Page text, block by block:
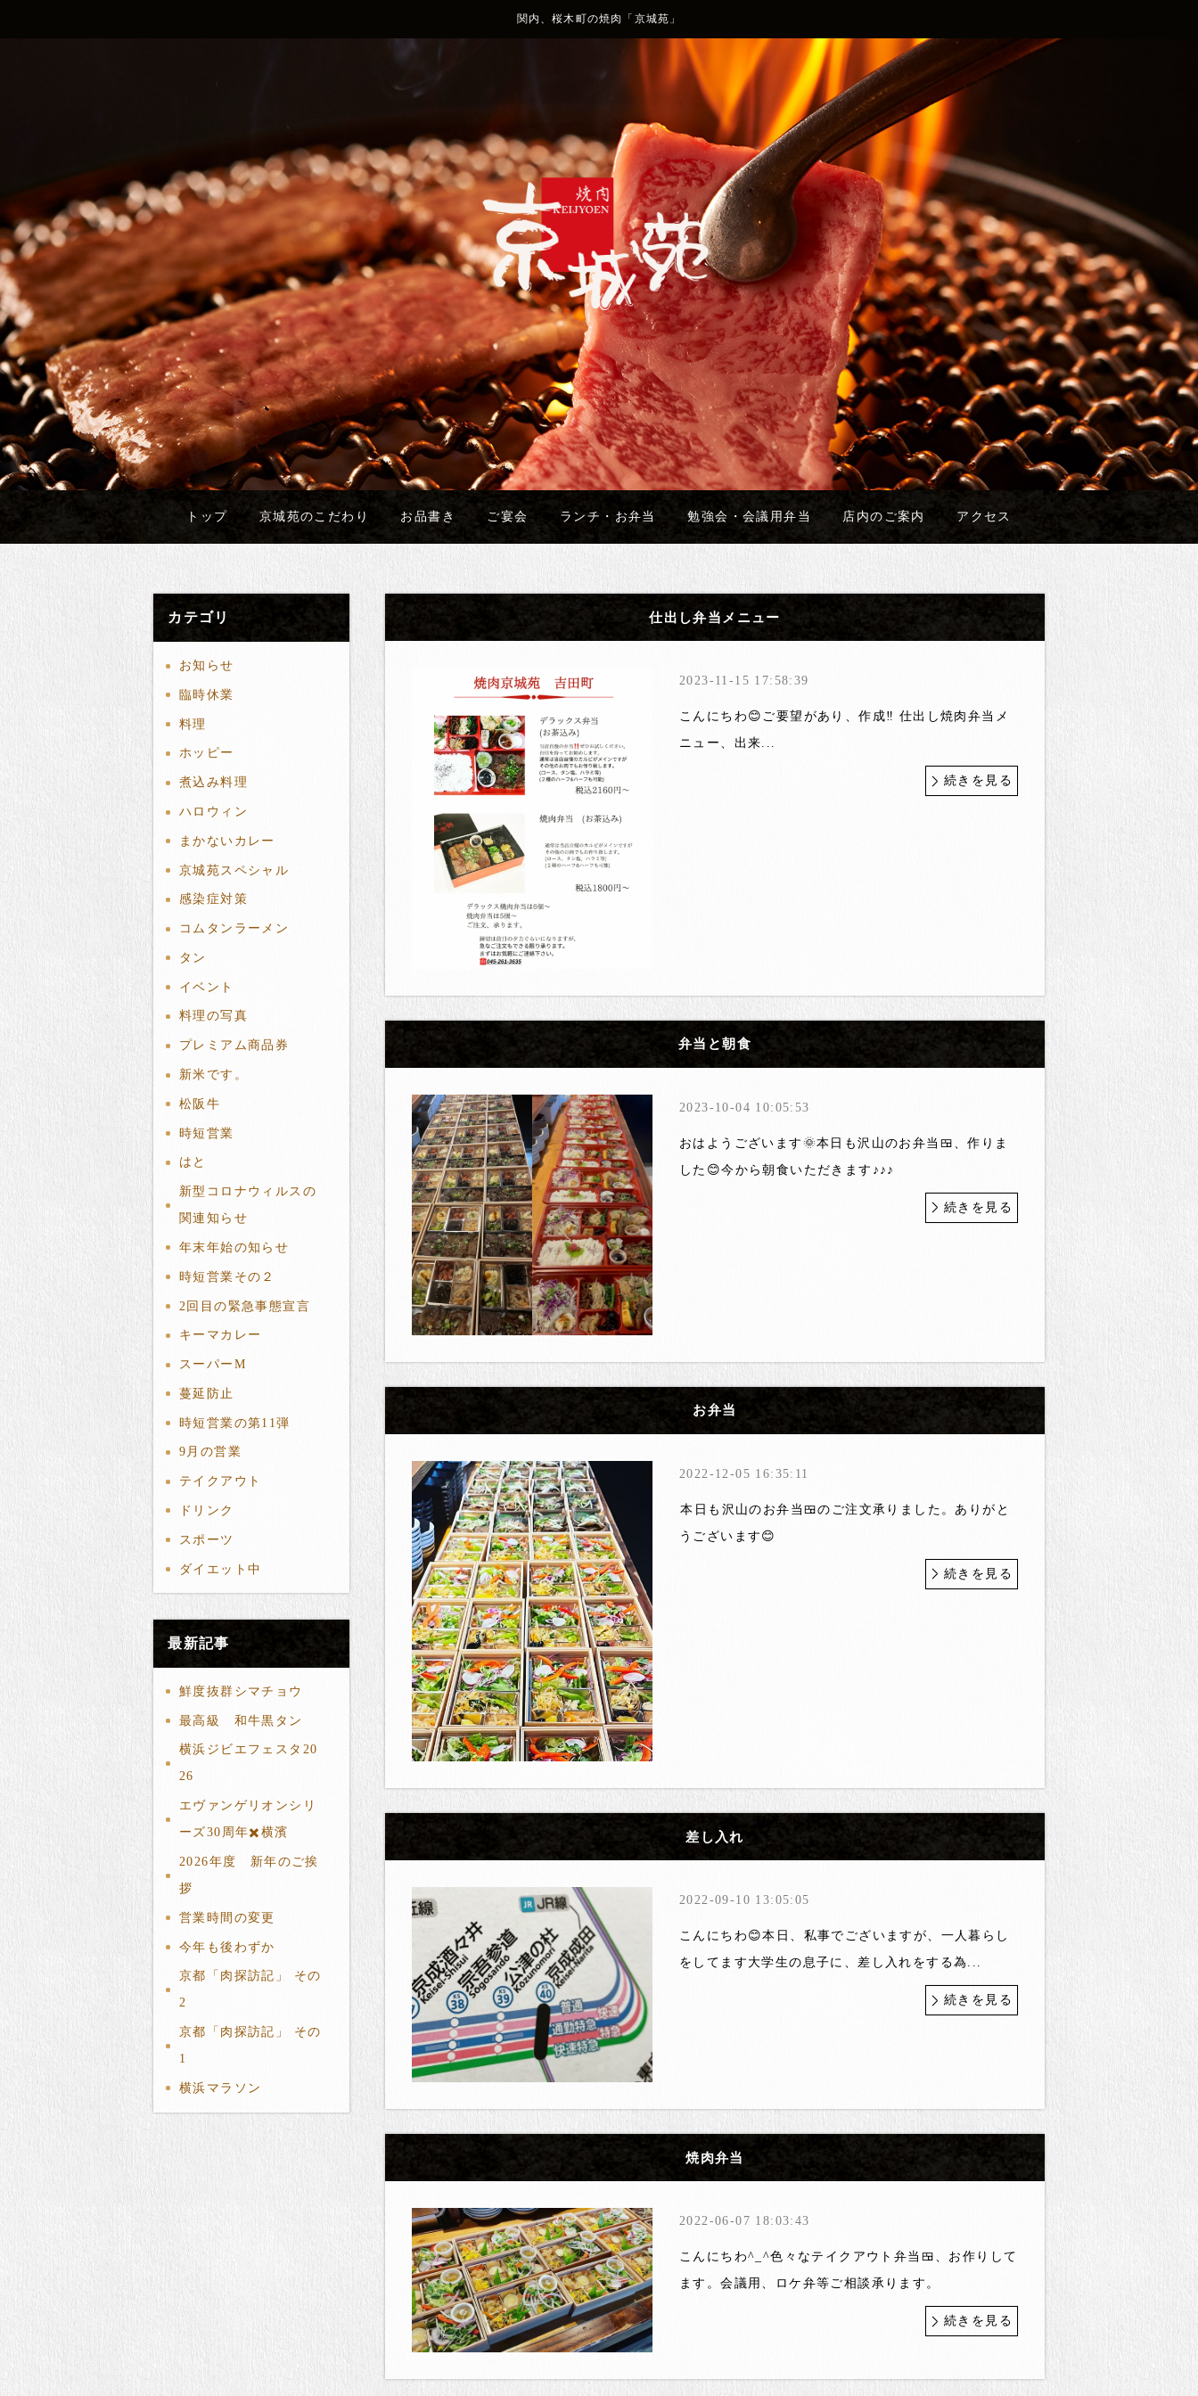
関内、桜木町の焼肉「京城苑」
トップ 京城苑のこだわり お品書き ご宴会 ランチ・お弁当 勉強会・会議用弁当 店内のご案内 アクセス
カテゴリ
お知らせ
臨時休業
料理
ホッピー
煮込み料理
ハロウィン
まかないカレー
京城苑スペシャル
感染症対策
コムタンラーメン
タン
イベント
料理の写真
プレミアム商品券
新米です。
松阪牛
時短営業
はと
新型コロナウィルスの
関連知らせ
年末年始の知らせ
時短営業その２
2回目の緊急事態宣言
キーマカレー
スーパーМ
蔓延防止
時短営業の第11弾
9月の営業
テイクアウト
ドリンク
スポーツ
ダイエット中
最新記事
鮮度抜群シマチョウ
最高級 和牛黒タン
横浜ジビエフェスタ20
26
エヴァンゲリオンシリ
ーズ30周年✖️横濱
2026年度 新年のご挨
拶
営業時間の変更
今年も後わずか
京都「肉探訪記」 その
2
京都「肉探訪記」 その
1
横浜マラソン
仕出し弁当メニュー
2023-11-15 17:58:39
こんにちわ😊ご要望があり、作成‼️ 仕出し焼肉弁当メ
ニュー、出来...
続きを見る
弁当と朝食
2023-10-04 10:05:53
おはようございます🌞本日も沢山のお弁当🍱、作りま
した😊今から朝食いただきます♪♪♪
続きを見る
お弁当
2022-12-05 16:35:11
️本日も沢山のお弁当🍱のご注文承りました。ありがと
うございます😊
続きを見る
差し入れ
2022-09-10 13:05:05
こんにちわ😊本日、私事でございますが、一人暮らし
をしてます大学生の息子に、差し入れをする為...
続きを見る
焼肉弁当
2022-06-07 18:03:43
こんにちわ^_^色々なテイクアウト弁当🍱、お作りして
ます。会議用、ロケ弁等ご相談承ります。
続きを見る